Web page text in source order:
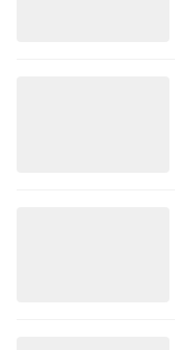
在国家明确取消了
要被广告和心理的
又想成为心理医生
科大学攻读心理学